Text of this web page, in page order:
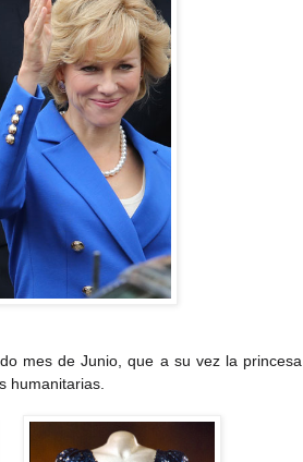
mes de Junio, que a su vez la princesa
humanitarias.